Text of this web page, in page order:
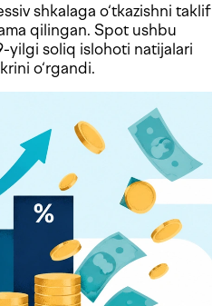
shkalaga o‘tkazishni taklif
qilingan. Spot ushbu
yilgi soliq islohoti natijalari
o‘rgandi.